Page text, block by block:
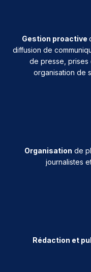
Gestion proactive
diffusion de
de presse, prises
organisation de
Organisation de
journalistes
Rédaction et